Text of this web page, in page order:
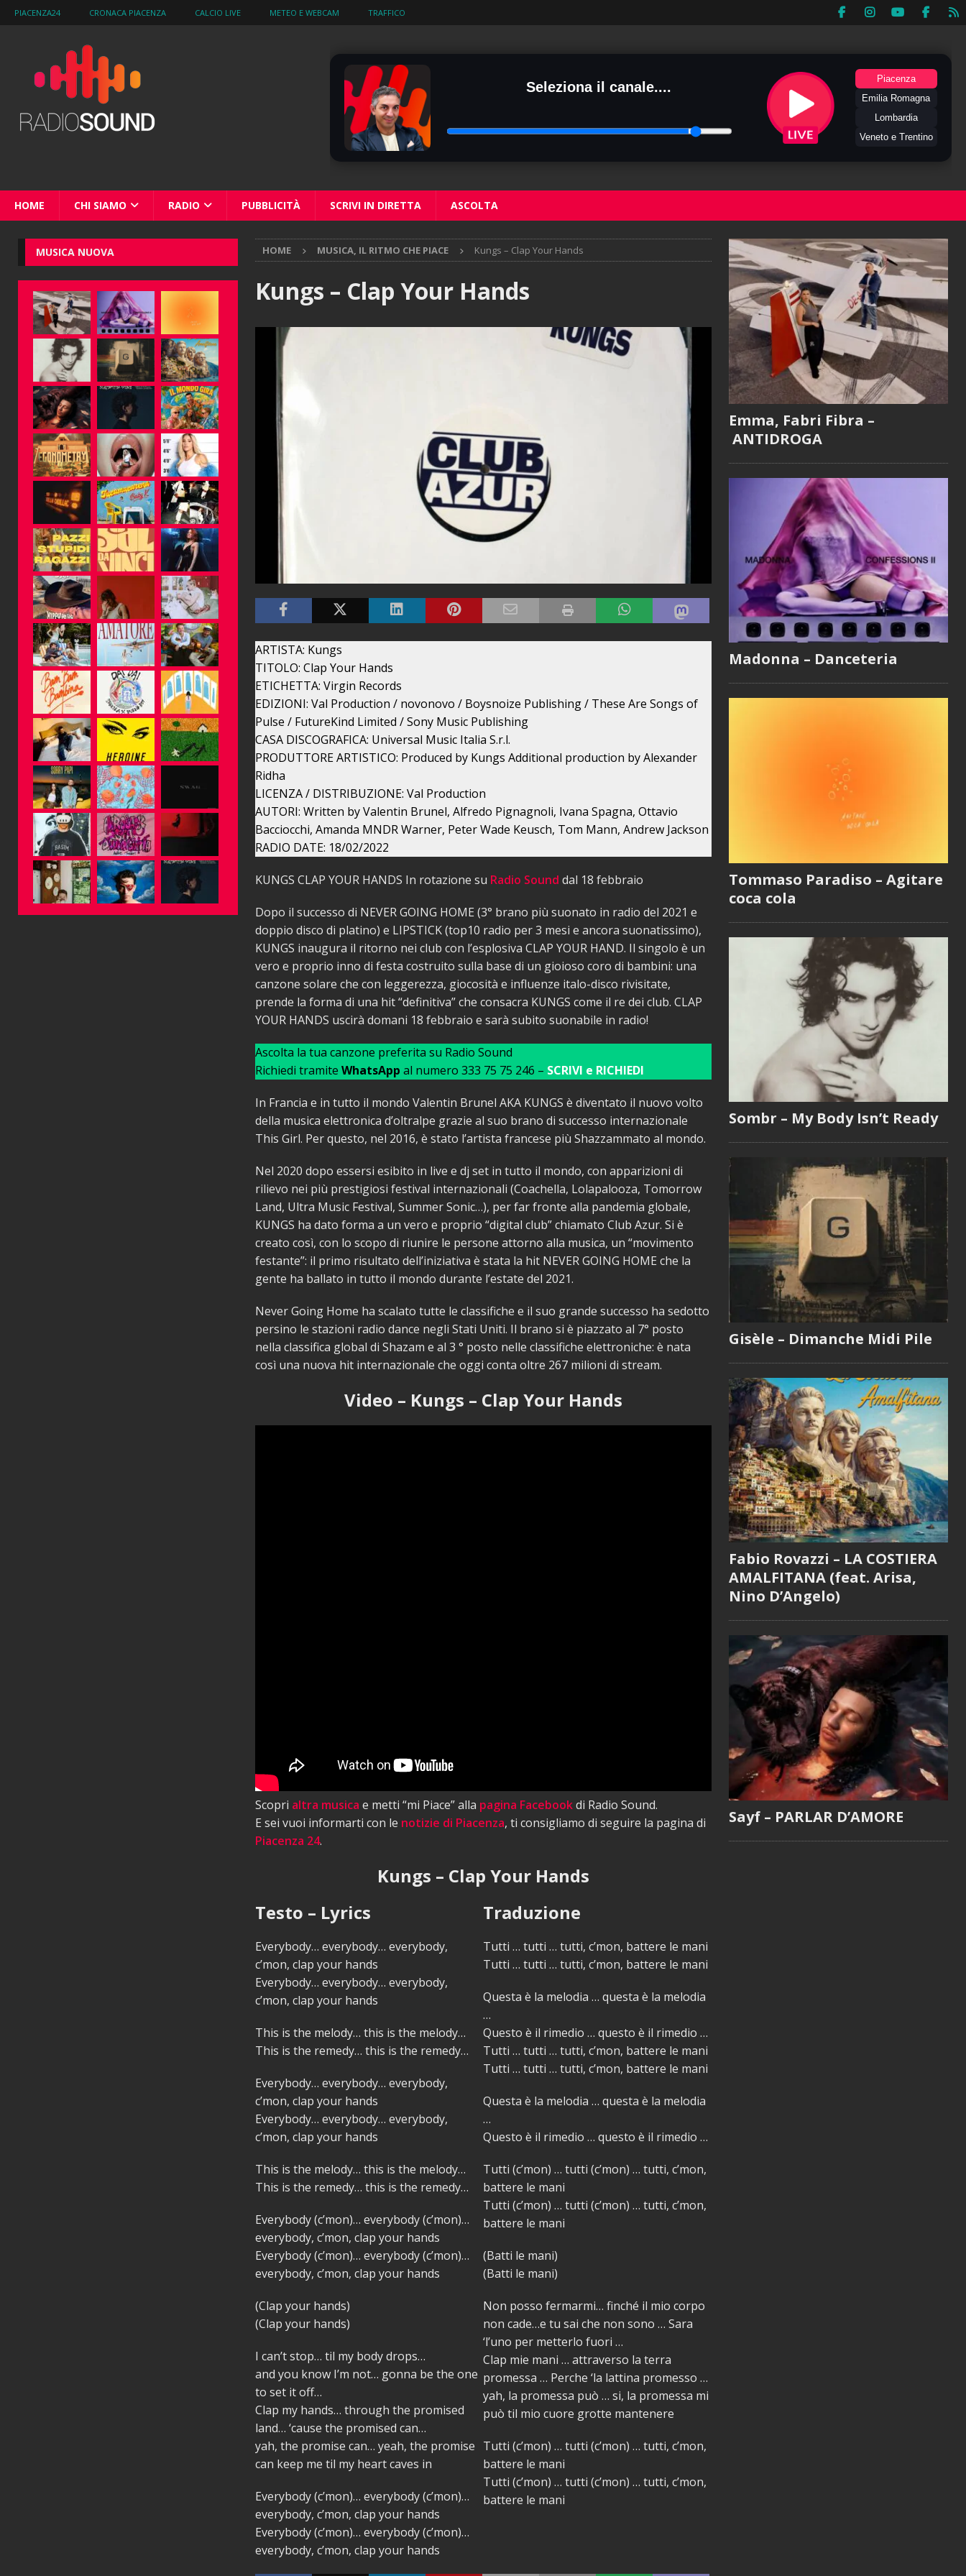
PIACENZA24 CRONACA PIACENZA CALCIO LIVE METEO E WEBCAM TRAFFICO
Seleziona il canale....
Piacenza
Emilia Romagna
Lombardia
Veneto e Trentino
HOME CHI SIAMO RADIO PUBBLICITÀ SCRIVI IN DIRETTA ASCOLTA
HOME MUSICA, IL RITMO CHE PIACE Kungs – Clap Your Hands
Kungs – Clap Your Hands
ARTISTA: Kungs
TITOLO: Clap Your Hands
ETICHETTA: Virgin Records
EDIZIONI: Val Production / novonovo / Boysnoize Publishing / These Are Songs of
Pulse / FutureKind Limited / Sony Music Publishing
CASA DISCOGRAFICA: Universal Music Italia S.r.l.
PRODUTTORE ARTISTICO: Produced by Kungs Additional production by Alexander
Ridha
LICENZA / DISTRIBUZIONE: Val Production
AUTORI: Written by Valentin Brunel, Alfredo Pignagnoli, Ivana Spagna, Ottavio
Bacciocchi, Amanda MNDR Warner, Peter Wade Keusch, Tom Mann, Andrew Jackson
RADIO DATE: 18/02/2022
KUNGS CLAP YOUR HANDS In rotazione su Radio Sound dal 18 febbraio
Dopo il successo di NEVER GOING HOME (3° brano più suonato in radio del 2021 e
doppio disco di platino) e LIPSTICK (top10 radio per 3 mesi e ancora suonatissimo),
KUNGS inaugura il ritorno nei club con l’esplosiva CLAP YOUR HAND. Il singolo è un
vero e proprio inno di festa costruito sulla base di un gioioso coro di bambini: una
canzone solare che con leggerezza, giocosità e influenze italo-disco rivisitate,
prende la forma di una hit “definitiva” che consacra KUNGS come il re dei club. CLAP
YOUR HANDS uscirà domani 18 febbraio e sarà subito suonabile in radio!
Ascolta la tua canzone preferita su Radio Sound
Richiedi tramite WhatsApp al numero 333 75 75 246 – SCRIVI e RICHIEDI
In Francia e in tutto il mondo Valentin Brunel AKA KUNGS è diventato il nuovo volto
della musica elettronica d’oltralpe grazie al suo brano di successo internazionale
This Girl. Per questo, nel 2016, è stato l’artista francese più Shazzammato al mondo.
Nel 2020 dopo essersi esibito in live e dj set in tutto il mondo, con apparizioni di
rilievo nei più prestigiosi festival internazionali (Coachella, Lolapalooza, Tomorrow
Land, Ultra Music Festival, Summer Sonic…), per far fronte alla pandemia globale,
KUNGS ha dato forma a un vero e proprio “digital club” chiamato Club Azur. Si è
creato così, con lo scopo di riunire le persone attorno alla musica, un “movimento
festante”: il primo risultato dell’iniziativa è stata la hit NEVER GOING HOME che la
gente ha ballato in tutto il mondo durante l’estate del 2021.
Never Going Home ha scalato tutte le classifiche e il suo grande successo ha sedotto
persino le stazioni radio dance negli Stati Uniti. Il brano si è piazzato al 7° posto
nella classifica global di Shazam e al 3 ° posto nelle classifiche elettroniche: è nata
così una nuova hit internazionale che oggi conta oltre 267 milioni di stream.
Video – Kungs – Clap Your Hands
Scopri altra musica e metti “mi Piace” alla pagina Facebookdi Radio Sound.
E sei vuoi informarti con le notizie di Piacenza, ti consigliamo di seguire la pagina di
Piacenza 24.
Kungs – Clap Your Hands
Testo – Lyrics
Everybody… everybody… everybody,
c’mon, clap your hands
Everybody… everybody… everybody,
c’mon, clap your hands
This is the melody… this is the melody…
This is the remedy… this is the remedy…
Everybody… everybody… everybody,
c’mon, clap your hands
Everybody… everybody… everybody,
c’mon, clap your hands
This is the melody… this is the melody…
This is the remedy… this is the remedy…
Everybody (c’mon)… everybody (c’mon)…
everybody, c’mon, clap your hands
Everybody (c’mon)… everybody (c’mon)…
everybody, c’mon, clap your hands
(Clap your hands)
(Clap your hands)
I can’t stop… til my body drops…
and you know I’m not… gonna be the one
to set it off…
Clap my hands… through the promised
land… ‘cause the promised can…
yah, the promise can… yeah, the promise
can keep me til my heart caves in
Everybody (c’mon)… everybody (c’mon)…
everybody, c’mon, clap your hands
Everybody (c’mon)… everybody (c’mon)…
everybody, c’mon, clap your hands
Traduzione
Tutti … tutti … tutti, c’mon, battere le mani
Tutti … tutti … tutti, c’mon, battere le mani
Questa è la melodia … questa è la melodia
…
Questo è il rimedio … questo è il rimedio …
Tutti … tutti … tutti, c’mon, battere le mani
Tutti … tutti … tutti, c’mon, battere le mani
Questa è la melodia … questa è la melodia
…
Questo è il rimedio … questo è il rimedio …
Tutti (c’mon) … tutti (c’mon) … tutti, c’mon,
battere le mani
Tutti (c’mon) … tutti (c’mon) … tutti, c’mon,
battere le mani
(Batti le mani)
(Batti le mani)
Non posso fermarmi… finché il mio corpo
non cade…e tu sai che non sono … Sara
‘l’uno per metterlo fuori …
Clap mie mani … attraverso la terra
promessa … Perche ‘la lattina promesso …
yah, la promessa può … si, la promessa mi
può til mio cuore grotte mantenere
Tutti (c’mon) … tutti (c’mon) … tutti, c’mon,
battere le mani
Tutti (c’mon) … tutti (c’mon) … tutti, c’mon,
battere le mani
MUSICA NUOVA
Emma, Fabri Fibra –
ANTIDROGA
Madonna – Danceteria
Tommaso Paradiso – Agitare
coca cola
Sombr – My Body Isn’t Ready
Gisèle – Dimanche Midi Pile
Fabio Rovazzi – LA COSTIERA
AMALFITANA (feat. Arisa,
Nino D’Angelo)
Sayf – PARLAR D’AMORE